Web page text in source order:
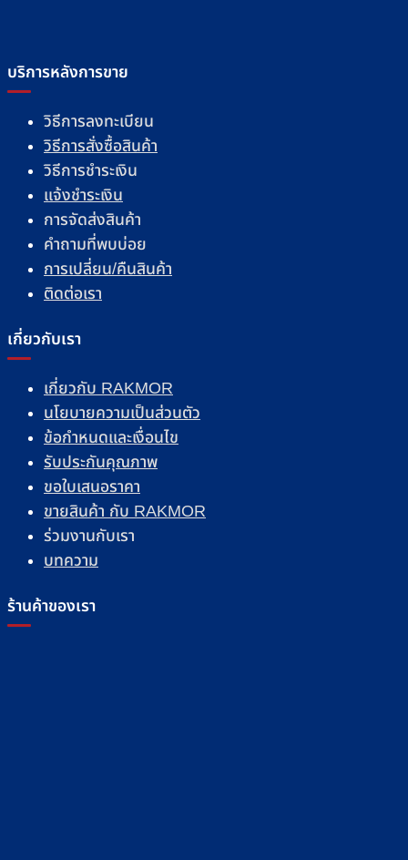
บริการหลังการขาย
วิธีการลงทะเบียน
วิธีการสั่งซื้อสินค้า
วิธีการชำระเงิน
แจ้งชำระเงิน
การจัดส่งสินค้า
คำถามที่พบบ่อย
การเปลี่ยน/คืนสินค้า
ติดต่อเรา
เกี่ยวกับเรา
เกี่ยวกับ RAKMOR
นโยบายความเป็นส่วนตัว
ข้อกำหนดและเงื่อนไข
รับประกันคุณภาพ
ขอใบเสนอราคา
ขายสินค้า กับ RAKMOR
ร่วมงานกับเรา
บทความ
ร้านค้าของเรา